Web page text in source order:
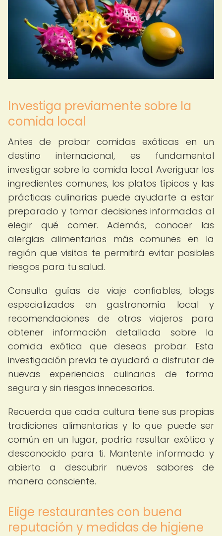
Investiga previamente sobre la
comida local
Antes de probar comidas exóticas en un
destino internacional, es fundamental
investigar sobre la comida local. Averiguar los
ingredientes comunes, los platos típicos y las
prácticas culinarias puede ayudarte a estar
preparado y tomar decisiones informadas al
elegir qué comer. Además, conocer las
alergias alimentarias más comunes en la
región que visitas te permitirá evitar posibles
riesgos para tu salud.
Consulta guías de viaje confiables, blogs
especializados en gastronomía local y
recomendaciones de otros viajeros para
obtener información detallada sobre la
comida exótica que deseas probar. Esta
investigación previa te ayudará a disfrutar de
nuevas experiencias culinarias de forma
segura y sin riesgos innecesarios.
Recuerda que cada cultura tiene sus propias
tradiciones alimentarias y lo que puede ser
común en un lugar, podría resultar exótico y
desconocido para ti. Mantente informado y
abierto a descubrir nuevos sabores de
manera consciente.
Elige restaurantes con buena
reputación y medidas de higiene